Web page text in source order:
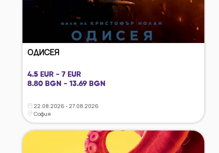
ОДИСЕЯ
4.5 EUR - 7 EUR
8.80 BGN - 13.69 BGN
22.08.2026 - 27.08.2026
София